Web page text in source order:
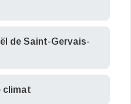
de Saint-Gervais-
climat